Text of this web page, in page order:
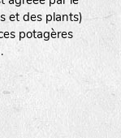
et des plants)
potagères